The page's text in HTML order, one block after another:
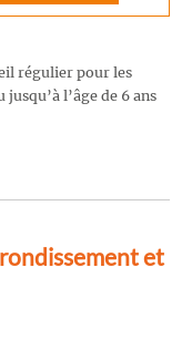
régulier pour les
l’âge de 6 ans
et